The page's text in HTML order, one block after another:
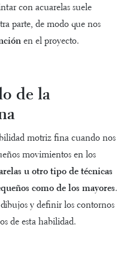
con acuarelas suele
parte, de modo que nos
en el proyecto.
de la
motriz fina cuando nos
movimientos en los
u otro tipo de técnicas
como de los mayores.
y definir los contornos
de esta habilidad.